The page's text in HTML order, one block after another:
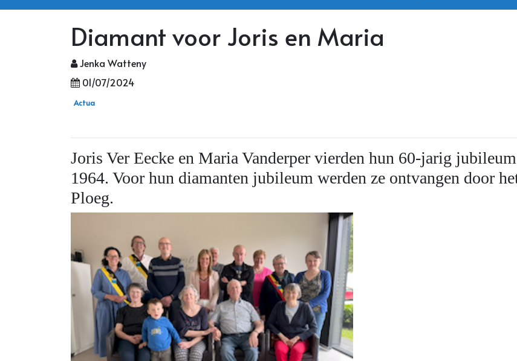
Diamant voor Joris en Maria
Jenka Watteny
01/07/2024
Actua
Joris Ver Eecke en Maria Vanderper vierden hun 60-jarig
1964. Voor hun diamanten jubileum werden ze ontvangen door
Ploeg.